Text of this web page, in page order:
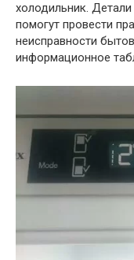
холодильник.
помогут провести
неисправности
информационное